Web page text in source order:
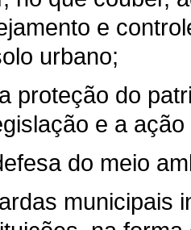
e
urbano;
proteção do
e a
do meio
municipais